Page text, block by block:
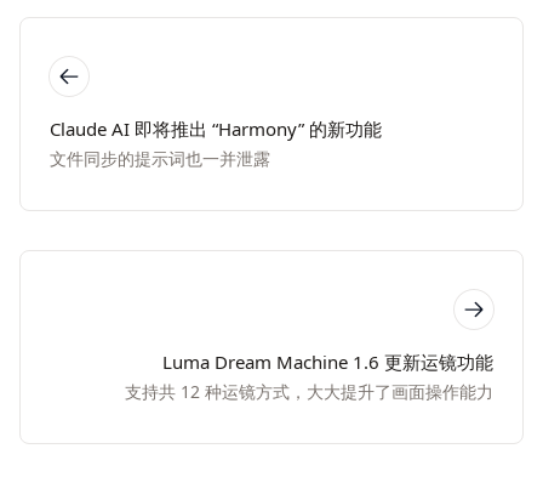
Claude AI 即将推出 “Harmony” 的新功能
文件同步的提示词也一并泄露
Luma Dream Machine 1.6 更新运镜功能
支持共 12 种运镜方式，大大提升了画面操作能力